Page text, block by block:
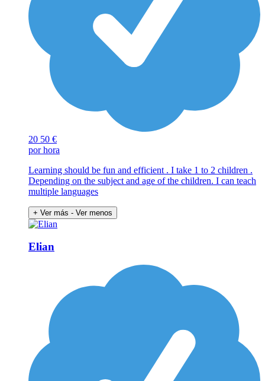
20 50 €
por hora
Learning should be fun and efficient . I take 1 to 2 children .
Depending on the subject and age of the children. I can teach
multiple languages
+ Ver más - Ver menos
Elian